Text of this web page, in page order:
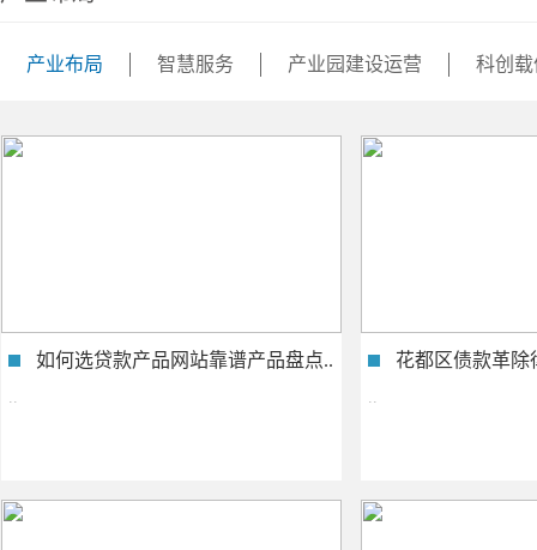
产业布局 智慧服务 产业园建设运营 科创
如何选贷款产品网站靠谱产品盘点..
..
花都区债款革除
..